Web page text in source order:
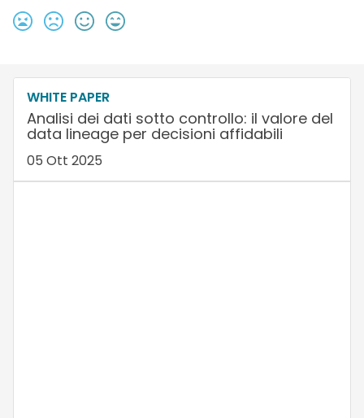
WHITE PAPER
Analisi dei dati sotto controllo: il valore del
data lineage per decisioni affidabili
05 Ott 2025